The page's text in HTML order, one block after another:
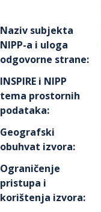
Naziv subjekta
NIPP-a i uloga
odgovorne strane:
INSPIRE i NIPP
tema prostornih
podataka:
Geografski
obuhvat izvora:
Ograničenje
pristupa i
korištenja izvora: